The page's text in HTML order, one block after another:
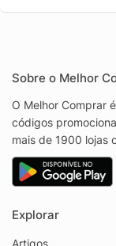
Sobre o Melhor
O Melhor Comprar
códigos
mais de 1900 lojas
Explorar
Artigos